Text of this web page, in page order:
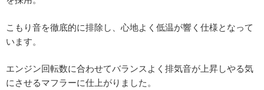
こもり音を徹底的に排除し、心地よく低温が響く仕様となって
います。
エンジン回転数に合わせてバランスよく排気音が上昇しやる気
にさせるマフラーに仕上がりました。